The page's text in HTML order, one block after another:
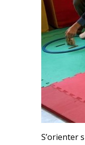
S’orienter